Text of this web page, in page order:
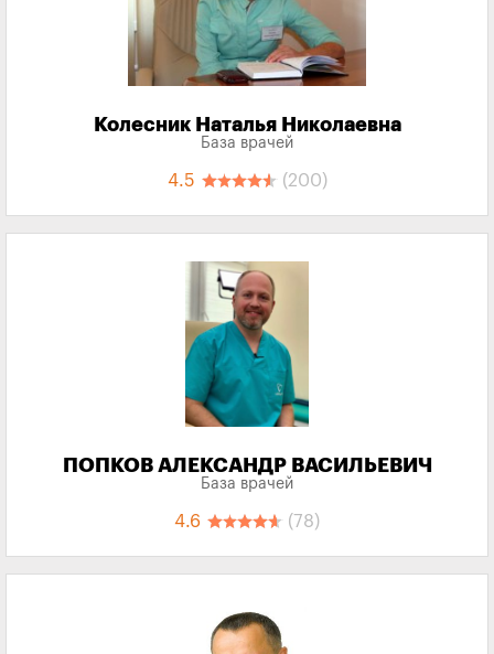
Колесник Наталья Николаевна
База врачей
4.5 (200)
ПОПКОВ АЛЕКСАНДР ВАСИЛЬЕВИЧ
База врачей
4.6 (78)